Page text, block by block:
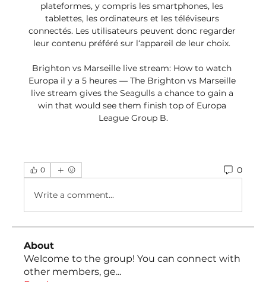
plateformes, y compris les smartphones, les
tablettes, les ordinateurs et les téléviseurs
connectés. Les utilisateurs peuvent donc regarder
leur contenu préféré sur l‘appareil de leur choix.
Brighton vs Marseille live stream: How to watch
Europa il y a 5 heures — The Brighton vs Marseille
live stream gives the Seagulls a chance to gain a
win that would see them finish top of Europa
League Group B.
0 0
Write a comment...
About
Welcome to the group! You can connect with
other members, ge...